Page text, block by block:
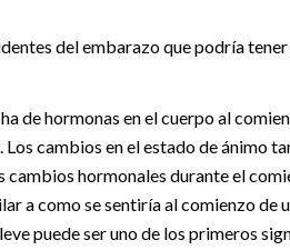
del embarazo que podría
de hormonas en el cuerpo al
cambios en el estado de ánimo
cambios hormonales durante el
a como se sentiría al comienzo de
puede ser uno de los primeros